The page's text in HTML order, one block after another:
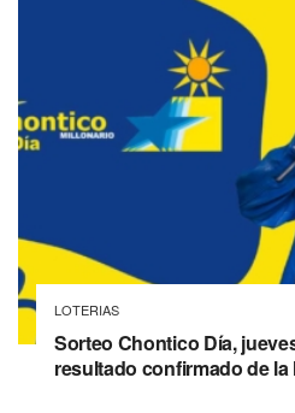
LOTERIAS
Sorteo Chontico Día,
resultado confirmado de la